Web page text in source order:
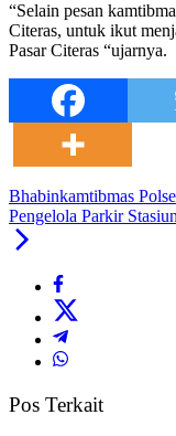
“Selain pesan
Citeras, untuk ikut
Pasar Citeras “ujarnya.
Bhabinkamtibmas
Pengelola Parkir
Pos Terkait